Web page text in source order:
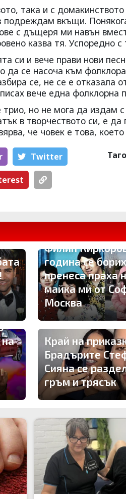
така и с
подреждам вкъщи.
с дъщеря ми навън
казва тя. Успоредно
си и вече прави нови
да се насоча към
се, не се е отказала
вече една фолклорна
но не мога да издам с
в творчеството си, е да
че човек е това,
Тwitter
Филип
година се
пренеса праха
майка ми от
Москва
Край на
Брадърите
Сияна се
гръм и трясък